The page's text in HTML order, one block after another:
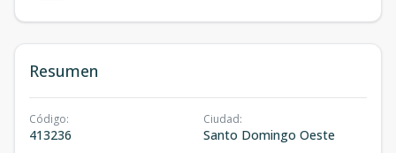
Resumen
Código:
413236
Ciudad:
Santo Domingo Oeste